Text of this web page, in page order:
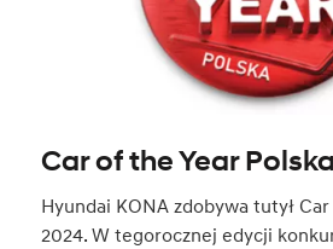
Car of the Year
Hyundai KONA zdobywa tutył
2024. W tegorocznej edycji